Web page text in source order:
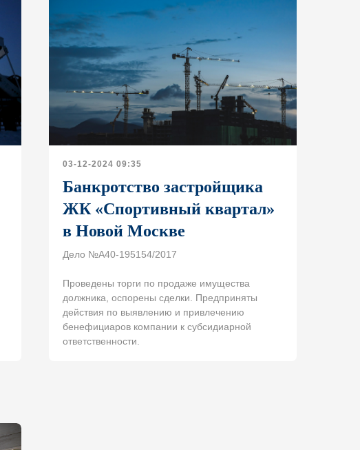
03-12-2024 09:35
Банкротство застройщика
ЖК «Спортивный квартал»
в Новой Москве
Дело №А40-195154/2017
Проведены торги по продаже имущества
должника, оспорены сделки. Предприняты
действия по выявлению и привлечению
бенефициаров компании к субсидиарной
ответственности.